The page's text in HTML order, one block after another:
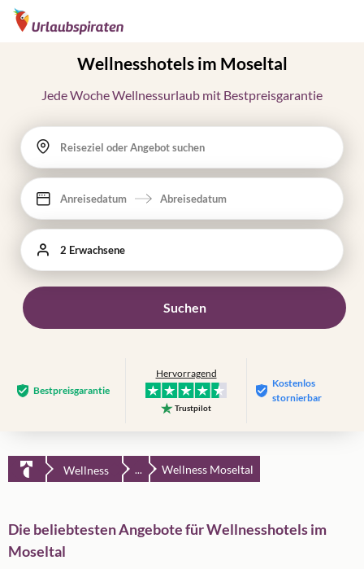
Wellnesshotels im Moseltal
Jede Woche Wellnessurlaub mit Bestpreisgarantie
Reiseziel oder Angebot suchen
Anreisedatum Abreisedatum
2 Erwachsene
Suchen
Bestpreis­garantie
Hervorragend
Trustpilot
Kostenlos
stornierbar
Wellness ... Wellness Moseltal
Die beliebtesten Angebote für Wellnesshotels im
Moseltal